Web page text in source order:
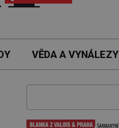
VĚDA A VYNÁLEZY